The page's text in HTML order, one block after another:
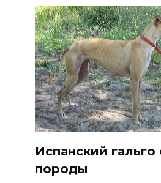
Испанский гальго
породы